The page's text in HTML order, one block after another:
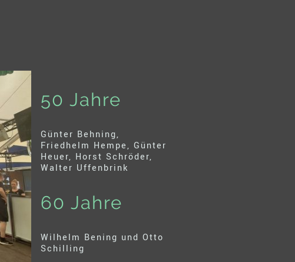
50 Jahre
Günter Behning,
Friedhelm Hempe, Günter
Heuer, Horst Schröder,
Walter Uffenbrink
60 Jahre
Wilhelm Bening und Otto
Schilling